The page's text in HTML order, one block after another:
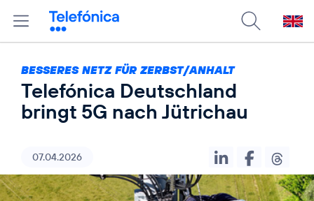
BESSERES NETZ FÜR ZERBST/ANHALT
Telefónica Deutschland
bringt 5G nach Jütrichau
07.04.2026